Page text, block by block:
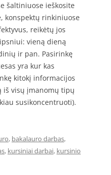
šaltiniuose ieškosite
konspektų rinkiniuose
reikėtų jos
vieną dieną
ir pan. Pasirinkę
yra kur kas
kitokį informacijos
iš visų įmanomų tipų
susikoncentruoti).
, bakalauro darbas,
, kursiniai darbai, kursinio